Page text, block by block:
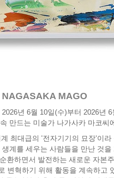
MAGO
년 6월 10일(수)부터 2026년
만드는 미술가 나가사카 마코씨
최대급의 '전자기기의 묘장'이
계를 세우는 사람들을 만난 것
환하면서 발전하는 새로운 자
변혁하기 위해 활동을 계속하고